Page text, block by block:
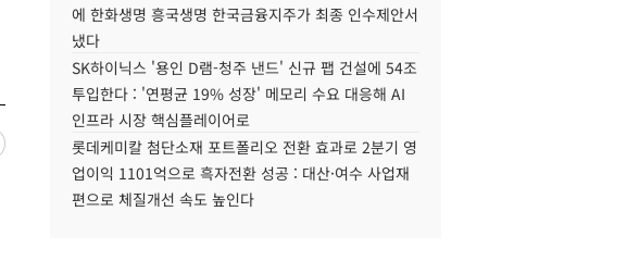
에 한화생명 흥국생명 한국금융지주가 최종 인수제안서
냈다
SK하이닉스 '용인 D램-청주 낸드' 신규 팹 건설에 54조
투입한다 : '연평균 19% 성장' 메모리 수요 대응해 AI
인프라 시장 핵심플레이어로
롯데케미칼 첨단소재 포트폴리오 전환 효과로 2분기 영
업이익 1101억으로 흑자전환 성공 : 대산·여수 사업재
편으로 체질개선 속도 높인다